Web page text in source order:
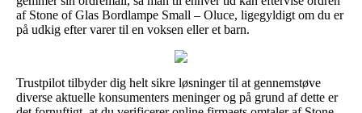
af Stone of Glas Bordlampe Small – Oluce, ligegyldigt om du er
på udkig efter varer til en voksen eller et barn.
Trustpilot tilbyder dig helt sikre løsninger til at gennemstøve
diverse aktuelle konsumenters meninger og på grund af dette er